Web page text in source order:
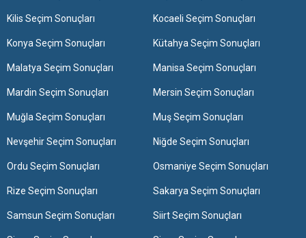
Kilis Seçim Sonuçları Kocaeli Seçim Sonuçları
Konya Seçim Sonuçları Kütahya Seçim Sonuçları
Malatya Seçim Sonuçları Manisa Seçim Sonuçları
Mardin Seçim Sonuçları Mersin Seçim Sonuçları
Muğla Seçim Sonuçları Muş Seçim Sonuçları
Nevşehir Seçim Sonuçları Niğde Seçim Sonuçları
Ordu Seçim Sonuçları Osmaniye Seçim Sonuçları
Rize Seçim Sonuçları Sakarya Seçim Sonuçları
Samsun Seçim Sonuçları Siirt Seçim Sonuçları